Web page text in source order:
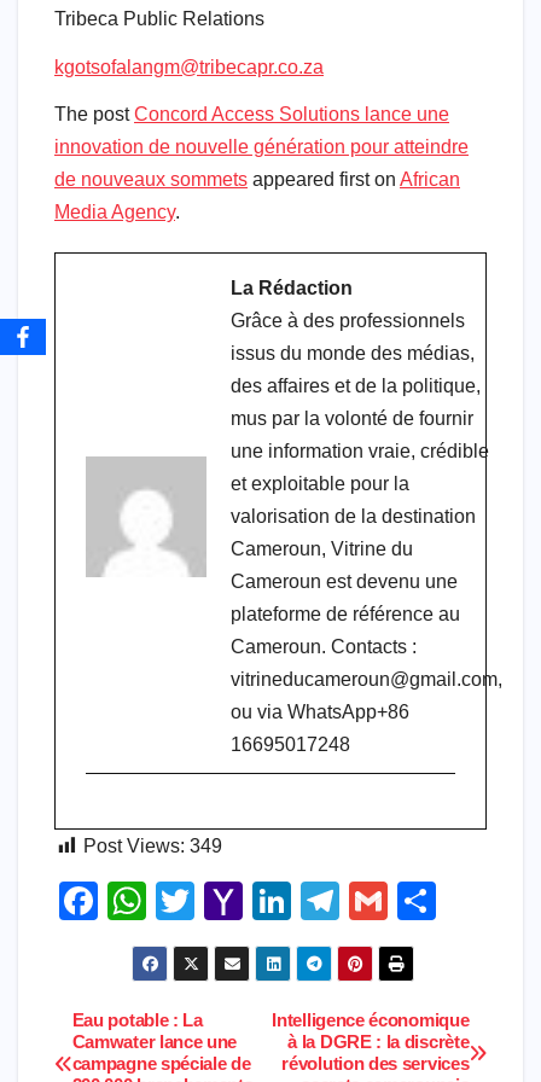
Tribeca Public Relations
kgotsofalangm@tribecapr.co.za
The postConcord Access Solutions lance une
innovation de nouvelle génération pour atteindre
de nouveaux sommets appeared first on African
Media Agency.
La Rédaction
Grâce à des professionnels
issus du monde des médias,
des affaires et de la politique,
mus par la volonté de fournir
une information vraie, crédible
et exploitable pour la
valorisation de la destination
Cameroun, Vitrine du
Cameroun est devenu une
plateforme de référence au
Cameroun. Contacts :
vitrineducameroun@gmail.com,
ou via WhatsApp+86
16695017248
Post Views: 349
F
e
b
W
h
at
s
A
T
wi
tt
er
Y
a
h
o
Li
n
k
e
dI
T
el
e
gr
a
G
m
ail
e
Navigation
Intelligence économique
à la DGRE : la discrète
révolution des services
Eau potable : La
Camwater lance une
campagne spéciale de